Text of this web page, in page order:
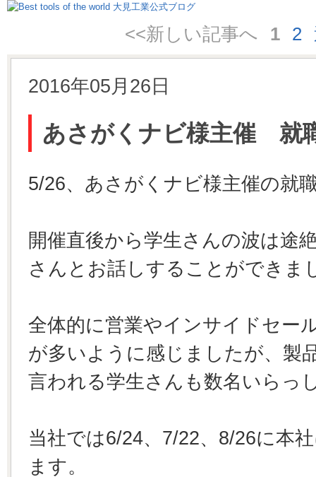
<<新しい記事へ 1 2
2016年05月26日
あさがくナビ様主催 就
5/26、あさがくナビ様主催の就
開催直後から学生さんの波は途
さんとお話しすることができま
全体的に営業やインサイドセー
が多いように感じましたが、製
言われる学生さんも数名いらっ
当社では6/24、7/22、8/26に本
ます。